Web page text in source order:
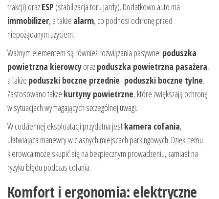
trakcji) orazESP (stabilizacja toru jazdy). Dodatkowo auto ma
immobilizer, a także alarm, co podnosi ochronę przed
niepożądanym użyciem.
Ważnym elementem są również rozwiązania pasywne: poduszka
powietrzna kierowcyorazpoduszka powietrzna pasażera,
a także poduszki boczne przednie i poduszki boczne tylne.
Zastosowano także kurtyny powietrzne, które zwiększają ochronę
w sytuacjach wymagających szczególnej uwagi.
W codziennej eksploatacji przydatna jestkamera cofania,
ułatwiająca manewry w ciasnych miejscach parkingowych. Dzięki temu
kierowca może skupić się na bezpiecznym prowadzeniu, zamiast na
ryzyku błędu podczas cofania.
Komfort i ergonomia: elektryczne